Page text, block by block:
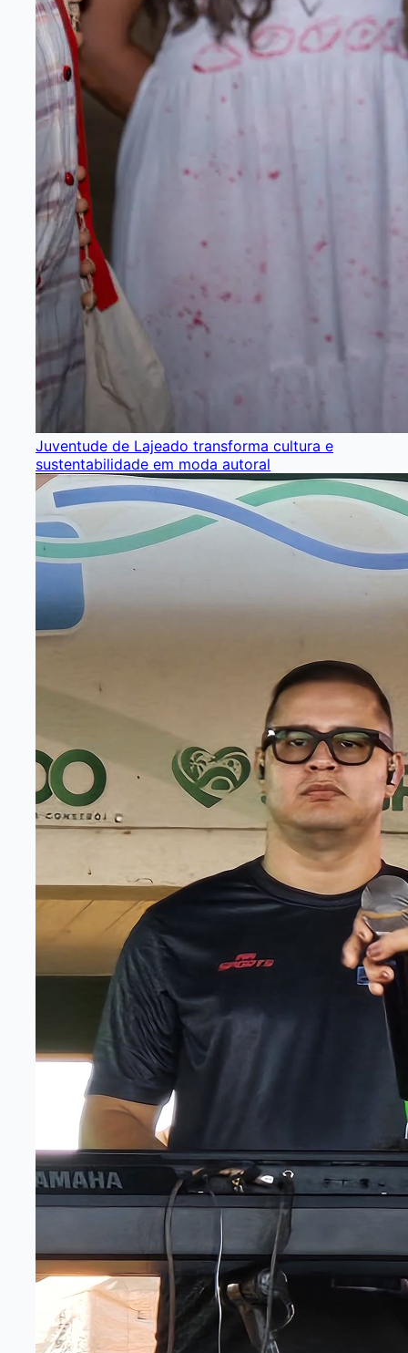
Juventude de Lajeado transforma cultura e
sustentabilidade em moda autoral